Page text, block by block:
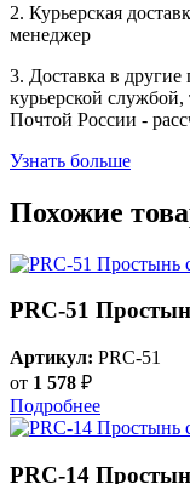
2. Курьерская
менеджер
3. Доставка в другие
курьерской
Почтой России -
Узнать больше
Похожие
PRC-51
Артикул: PRC-51
от 1 578 ₽
Подробнее
PRC-14